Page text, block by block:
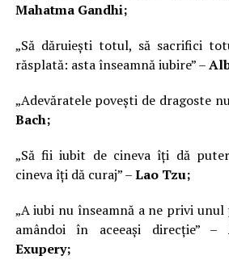
Mahatma Gandhi;
„Să dăruiești totul, să sacrifici
răsplată: asta înseamnă iubire” –
„Adevăratele povești de dragoste
Bach;
„Să fii iubit de cineva îți dă
cineva îți dă curaj” –Lao Tzu;
„A iubi nu înseamnă a ne privi
amândoi în aceeași direcție” –
Exupery;